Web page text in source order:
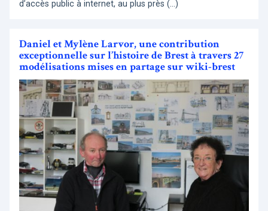
d’accès public à internet, au plus près (…)
Daniel et Mylène Larvor, une contribution
exceptionnelle sur l’histoire de Brest à travers 27
modélisations mises en partage sur wiki-brest